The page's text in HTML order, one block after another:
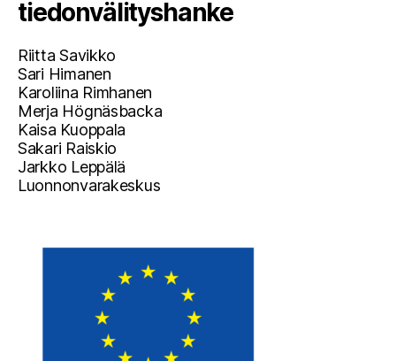
tiedonvälityshanke
Riitta Savikko
Sari Himanen
Karoliina Rimhanen
Merja Högnäsbacka
Kaisa Kuoppala
Sakari Raiskio
Jarkko Leppälä
Luonnonvarakeskus